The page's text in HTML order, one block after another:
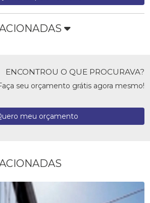
ENCONTROU O QUE PROCURAVA?
seu orçamento grátis agora mesmo!
meu orçamento